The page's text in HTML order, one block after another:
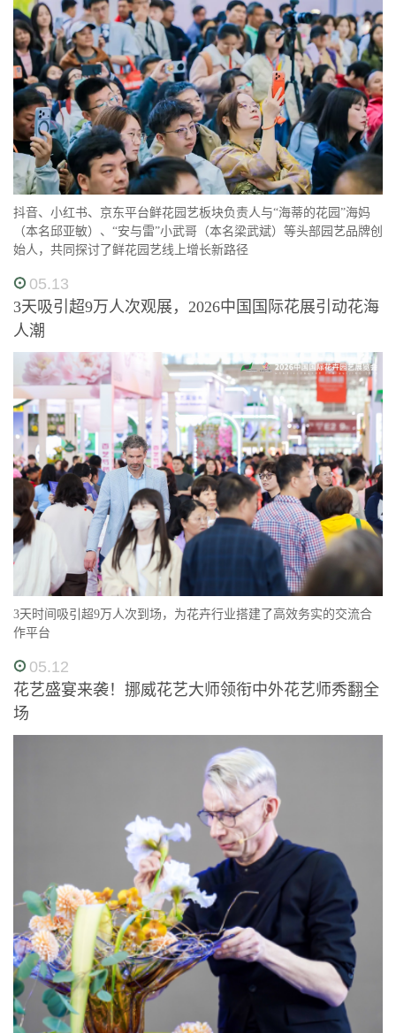
抖音、小红书、京东平台鲜花园艺板块负责人与“海蒂的花园”海妈
（本名邱亚敏）、“安与雷”小武哥（本名梁武斌）等头部园艺品牌创
始人，共同探讨了鲜花园艺线上增长新路径
05.13
3天吸引超9万人次观展，2026中国国际花展引动花海
人潮
3天时间吸引超9万人次到场，为花卉行业搭建了高效务实的交流合
作平台
05.12
花艺盛宴来袭！挪威花艺大师领衔中外花艺师秀翻全
场